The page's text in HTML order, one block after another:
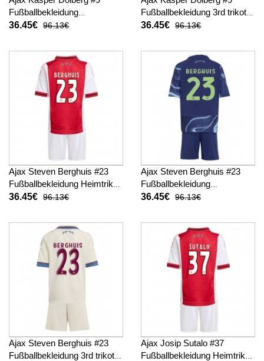
Fußballbekleidung
Auswärtstrikot Kinder 2025-
36.45€ 96.13€
Fußballbekleidung 3rd trikot
Kinder 2025-26 Kurzarm (+
36.45€ 96.13€
Ajax Steven Berghuis #23
Fußballbekleidung Heimtrikot
Kinder 2025-26 Kurzarm (+
36.45€ 96.13€
Ajax Steven Berghuis #23
Fußballbekleidung
Auswärtstrikot Kinder 2025-
36.45€ 96.13€
Ajax Steven Berghuis #23
Fußballbekleidung 3rd trikot
Ajax Josip Sutalo #37
Fußballbekleidung Heimtrikot